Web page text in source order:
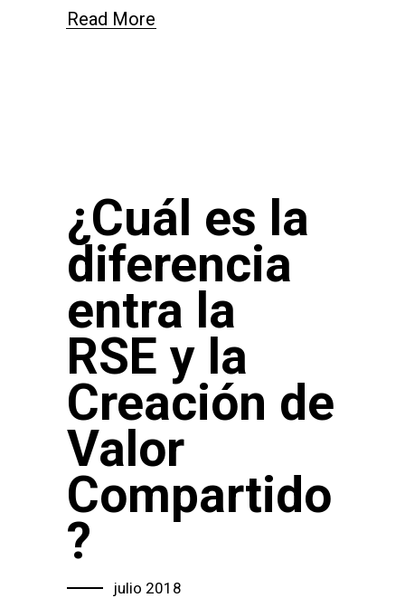
Read More
¿Cuál es la
diferencia
entra la
RSE y la
Creación de
Valor
Compartido
?
julio 2018